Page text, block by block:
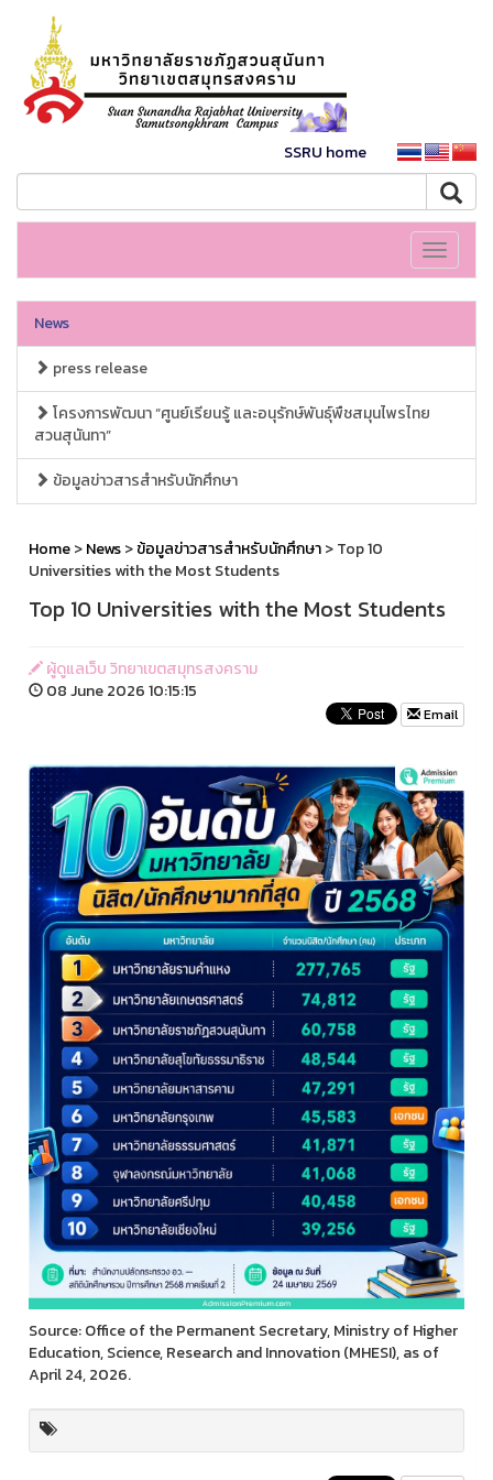
SSRU home
Toggle
News
press release
โครงการพัฒนา “ศูนย์เรียนรู้ และอนุรักษ์พันธุ์พืชสมุนไพรไทย
สวนสุนันทา”
ข้อมูลข่าวสารสำหรับนักศึกษา
Home>News>ข้อมูลข่าวสารสำหรับนักศึกษา> Top 10
Universities with the Most Students
Top 10 Universities with the Most Students
ผู้ดูแลเว็บ วิทยาเขตสมุทรสงคราม
08 June 2026 10:15:15
Email
Source: Office of the Permanent Secretary, Ministry of Higher
Education, Science, Research and Innovation (MHESI), as of
April 24, 2026.